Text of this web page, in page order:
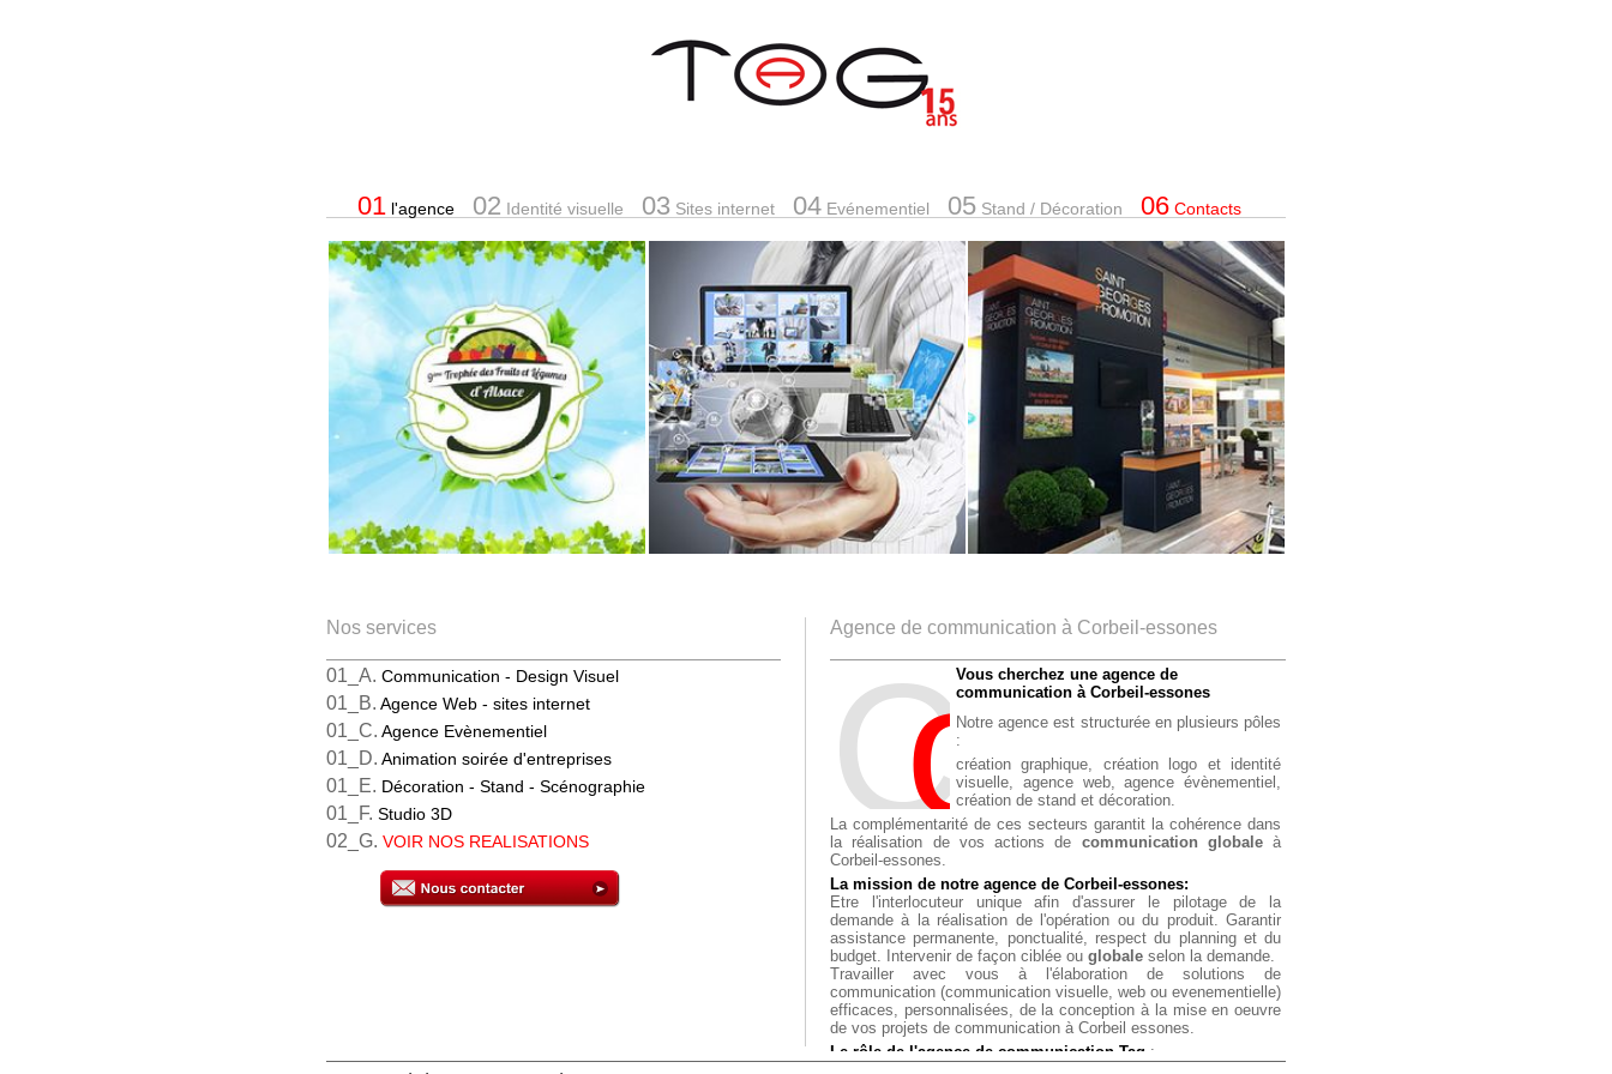
01l'agence 02 Identité visuelle 03 Sites internet 04Evénementiel 05Stand / Décoration 06Contacts
Nos services
01_A. Communication - Design Visuel
01_B. Agence Web - sites internet
01_C. Agence Evènementiel
01_D. Animation soirée d'entreprises
01_E. Décoration - Stand - Scénographie
01_F. Studio 3D
02_G. VOIR NOS REALISATIONS
Agence de communication à Corbeil-essones
CoM
Vous cherchez une agence de
communication à Corbeil-essones
Notre agence est structurée en plusieurs pôles
:
création graphique,
création logo et identité
visuelle,
agence web,
agence évènementiel,
création de stand et décoration.
La complémentarité de ces secteurs garantit la cohérence dans
la réalisation de vos actions de communication globaleà
Corbeil-essones.
La mission de notre agence de Corbeil-essones:
Etre l'interlocuteur unique afin d'assurer le pilotage de la
demande à la réalisation de l'opération ou du produit. Garantir
assistance permanente, ponctualité, respect du planning et du
budget. Intervenir de façon ciblée ou globale selon la demande.
Travailler avec vous à l'élaboration de solutions de
communication (communication visuelle, web ou evenementielle)
efficaces, personnalisées, de la conception à la mise en oeuvre
de vos projets de communication à Corbeil essones.
Le rôle de l'agence de communication Tag :